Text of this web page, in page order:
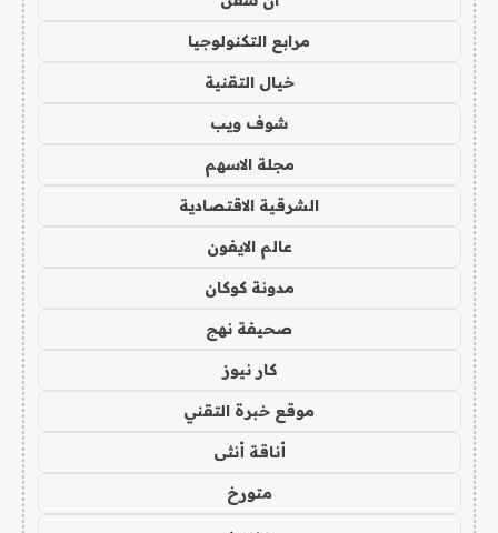
مرابع التكنولوجيا
خيال التقنية
شوف ويب
مجلة الاسهم
الشرقية الاقتصادية
عالم الايفون
مدونة كوكان
صحيفة نهج
كار نيوز
موقع خبرة التقني
أناقة أنثى
متورخ